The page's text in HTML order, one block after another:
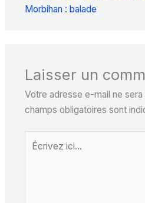
Morbihan : balade
Laisser un
Votre adresse e-mail ne sera
champs obligatoires sont
Écrivez